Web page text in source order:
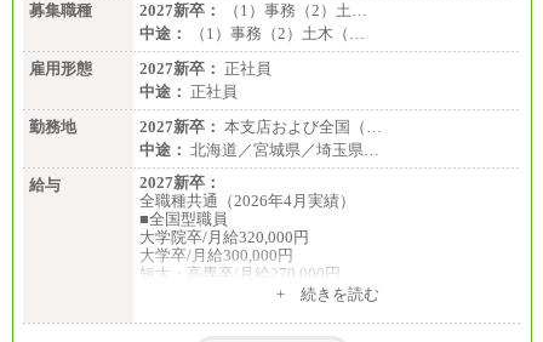
募集職種
2027新卒：
（1）事務（2）土…
中途：
（1）事務（2）土木（…
雇用形態
2027新卒： 正社員
中途： 正社員
勤務地
2027新卒： 本支店および全国（…
中途： 北海道／宮城県／埼玉県…
給与
2027新卒：
全職種共通（2026年4月実績）
■全国型職員
大学院卒/月給320,000円
大学卒/月給300,000円
短大・高専卒/月給270,000円
大学院卒/月給256,000円～288,000円
+ 続きを読む